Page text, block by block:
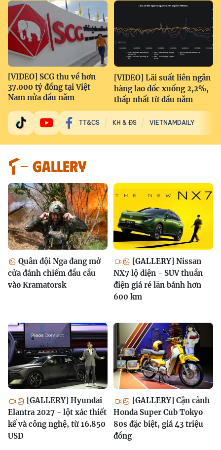
[VIDEO] SCG thu về hơn
37.000 tỷ đồng tại Việt
Nam nửa đầu năm
[VIDEO] Lãi suất liên ngân
hàng lao dốc xuống 2,2%,
thấp nhất từ đầu năm
TT&CS KH & ĐS VIETNAMDAILY
GALLERY
Quân đội Nga đang mở
cửa đánh chiếm đầu cầu
vào Kramatorsk
[GALLERY] Nissan
NX7 lộ diện - SUV thuần
điện giá rẻ lăn bánh hơn
600 km
[GALLERY] Hyundai
Elantra 2027 - lột xác thiết
kế và công nghệ, từ 16.850
USD
[GALLERY] Cận cảnh
Honda Super Cub Tokyo
80s đặc biệt, giá 43 triệu
đồng